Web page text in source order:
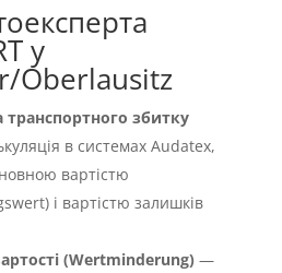
у
Oberlausitz
транспортного збитку
в системах Audatex,
вартістю
і вартістю залишків
(Wertminderung) —